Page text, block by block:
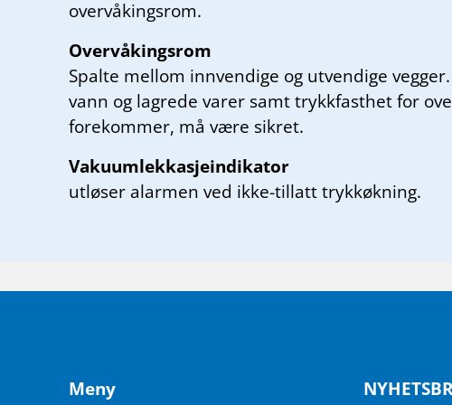
overvåkingsrom.
Overvåkingsrom
Spalte mellom innvendige og utvendige
vann og lagrede varer samt trykkfasthet for
forekommer, må være sikret.
Vakuumlekkasjeindikator
utløser alarmen ved ikke-tillatt trykkøkning.
Meny